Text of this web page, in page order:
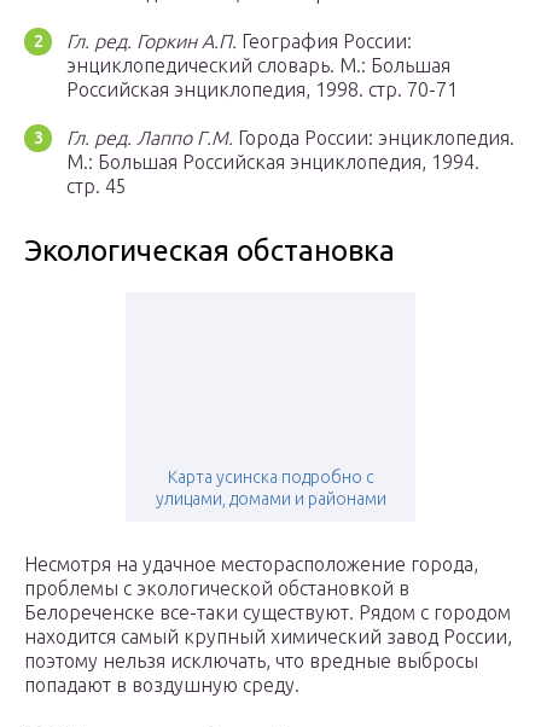
Гл. ред. Горкин А.П. География России:
энциклопедический словарь. М.: Большая
Российская энциклопедия, 1998. стр. 70-71
Гл. ред. Лаппо Г.М. Города России: энциклопедия.
М.: Большая Российская энциклопедия, 1994.
стр. 45
Экологическая обстановка
Карта усинска подробно с
улицами, домами и районами
Несмотря на удачное месторасположение города,
проблемы с экологической обстановкой в
Белореченске все-таки существуют. Рядом с городом
находится самый крупный химический завод России,
поэтому нельзя исключать, что вредные выбросы
попадают в воздушную среду.